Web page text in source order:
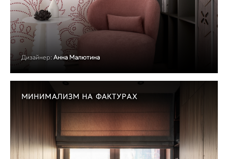
Дизайнер: Анна Малютина
МИНИМАЛИЗМ НА ФАКТУРАХ